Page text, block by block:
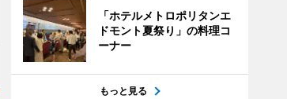
「ホテルメトロポリタンエ
ドモント夏祭り」の料理コ
ーナー
もっと見る